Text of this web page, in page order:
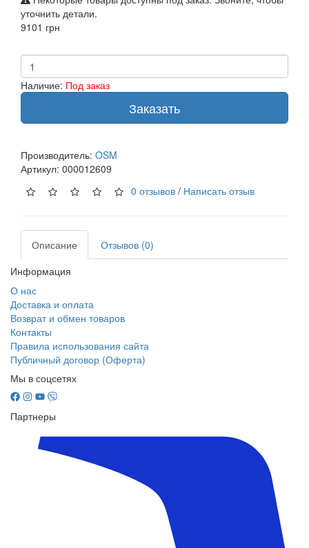
уточнить детали.
9101 грн
Наличие: Под заказ
Заказать
Производитель: OSM
Артикул: 000012609
0 отзывов / Написать отзыв
Описание
Отзывов (0)
Информация
О нас
Доставка и оплата
Возврат и обмен товаров
Контакты
Правила использования сайта
Публичный договор (Оферта)
Мы в соцсетях
Партнеры